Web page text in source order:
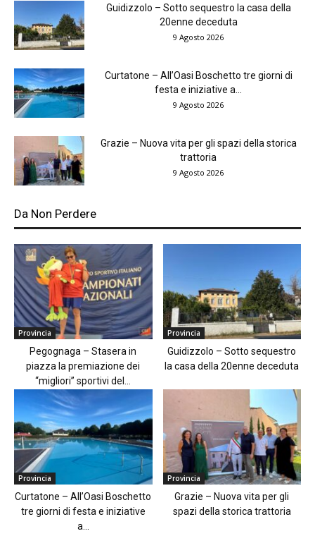
Guidizzolo – Sotto sequestro la casa della
20enne deceduta
9 Agosto 2026
Curtatone – All’Oasi Boschetto tre giorni di
festa e iniziative a...
9 Agosto 2026
Grazie – Nuova vita per gli spazi della storica
trattoria
9 Agosto 2026
Da Non Perdere
Provincia
Pegognaga – Stasera in
piazza la premiazione dei
“migliori” sportivi del...
Provincia
Guidizzolo – Sotto sequestro
la casa della 20enne deceduta
Provincia
Curtatone – All’Oasi Boschetto
tre giorni di festa e iniziative
a...
Provincia
Grazie – Nuova vita per gli
spazi della storica trattoria